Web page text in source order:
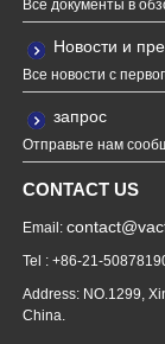
Все документы в
Новости и
Все новости с
запрос
Отправьте нам
CONTACT US
Email:
Tel : +86-21-
Address: NO.1299,
China.